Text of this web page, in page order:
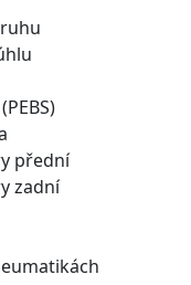
přední
zadní